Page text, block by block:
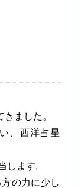
ました。
、西洋占星
します。
の力に少し